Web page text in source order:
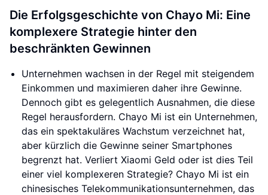
Die Erfolgsgeschichte von Chayo Mi: Eine
komplexere Strategie hinter den
beschränkten Gewinnen
Unternehmen wachsen in der Regel mit steigendem
Einkommen und maximieren daher ihre Gewinne.
Dennoch gibt es gelegentlich Ausnahmen, die diese
Regel herausfordern. Chayo Mi ist ein Unternehmen,
das ein spektakuläres Wachstum verzeichnet hat,
aber kürzlich die Gewinne seiner Smartphones
begrenzt hat. Verliert Xiaomi Geld oder ist dies Teil
einer viel komplexeren Strategie? Chayo Mi ist ein
chinesisches Telekommunikationsunternehmen, das